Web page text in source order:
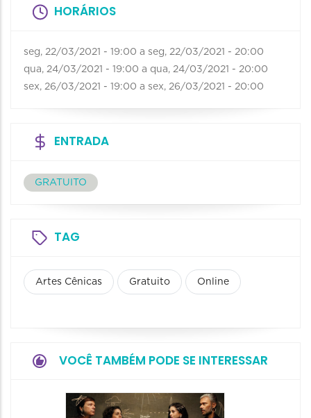
HORÁRIOS
seg, 22/03/2021 - 19:00 a seg, 22/03/2021 - 20:00
qua, 24/03/2021 - 19:00 a qua, 24/03/2021 - 20:00
sex, 26/03/2021 - 19:00 a sex, 26/03/2021 - 20:00
ENTRADA
GRATUITO
TAG
Artes Cênicas Gratuito Online
VOCÊ TAMBÉM PODE SE INTERESSAR